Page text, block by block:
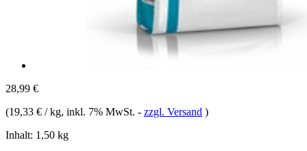
28,99 €
(19,33 € / kg, inkl. 7% MwSt. - zzgl. Versand )
Inhalt: 1,50 kg